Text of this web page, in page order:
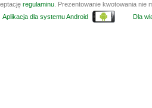
regulaminu . Prezentowanie kwotowania
Aplikacja dla systemu Android Dla